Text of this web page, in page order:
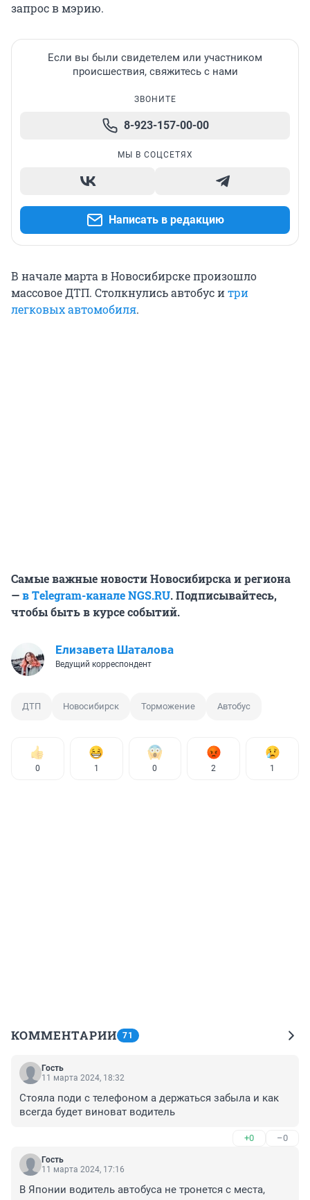
запрос в мэрию.
Если вы были свидетелем или участником
происшествия, свяжитесь с нами
ЗВОНИТЕ
8-923-157-00-00
МЫ В СОЦСЕТЯХ
Написать в редакцию
В начале марта в Новосибирске произошло
массовое ДТП. Столкнулись автобус итри
легковых автомобиля.
Самые важные новости Новосибирска и региона
—в Тelegram-канале NGS.RU. Подписывайтесь,
чтобы быть в курсе событий.
Елизавета Шаталова
Ведущий корреспондент
ДТП Новосибирск Торможение Автобус
0 1 0 2 1
КОММЕНТАРИИ 71
Гость
11 марта 2024, 18:32
Стояла поди с телефоном а держаться забыла и как
всегда будет виноват водитель
+0 –0
Гость
11 марта 2024, 17:16
В Японии водитель автобуса не тронется с места,